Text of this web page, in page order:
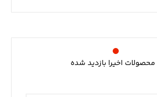
محصولات اخیرا بازدید شده